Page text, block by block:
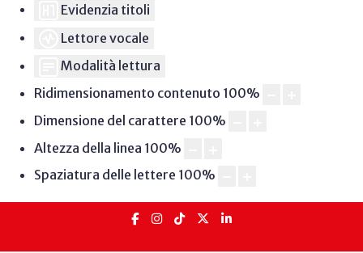
Evidenzia titoli
Lettore vocale
Modalità lettura
Ridimensionamento contenuto 100%
Dimensione del carattere 100%
Altezza della linea 100%
Spaziatura delle lettere 100%